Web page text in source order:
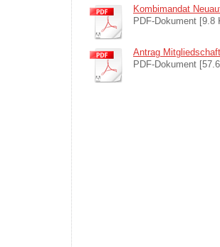
Kombimandat
PDF-Dokument [9.8
Antrag
PDF-Dokument